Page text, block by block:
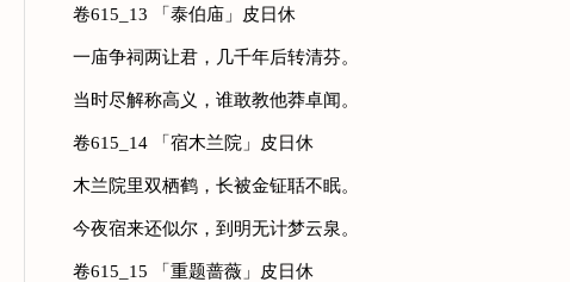
卷615_13 「泰伯庙」皮日休
一庙争祠两让君，几千年后转清芬。
当时尽解称高义，谁敢教他莽卓闻。
卷615_14 「宿木兰院」皮日休
木兰院里双栖鹤，长被金钲聒不眠。
今夜宿来还似尔，到明无计梦云泉。
卷615_15 「重题蔷薇」皮日休